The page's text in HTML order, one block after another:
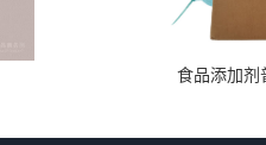
食品添加剂